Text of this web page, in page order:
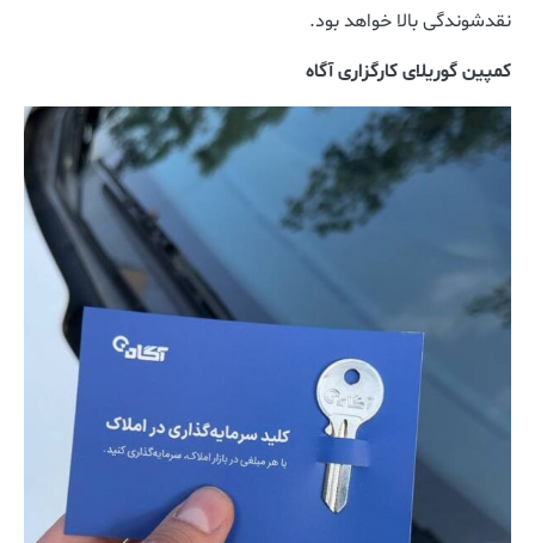
نقد‌شوندگی بالا خواهد بود.
کمپین گوریلای کارگزاری آگاه